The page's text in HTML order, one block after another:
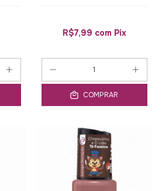
R$7,99 com Pix
COMPRAR